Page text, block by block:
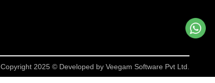
Copyright 2025 © Developed by Veegam Software Pvt Ltd.